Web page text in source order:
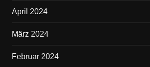
April 2024
März 2024
Februar 2024